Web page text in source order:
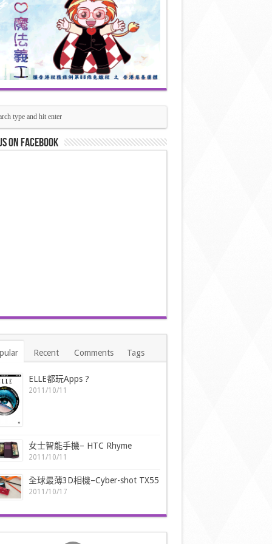
on Facebook
Recent Comments Tags
ELLE都玩Apps ?
2011/10/11
女士智能手機– HTC Rhyme
2011/10/11
全球最薄3D相機–Cyber-shot TX55
2011/10/17